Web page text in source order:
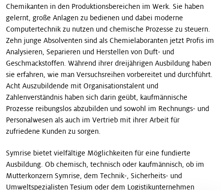
Chemikanten in den Produktionsbereichen im Werk. Sie haben
gelernt, große Anlagen zu bedienen und dabei moderne
Computertechnik zu nutzen und chemische Prozesse zu steuern.
Zehn junge Absolventen sind als Chemielaboranten jetzt Profis im
Analysieren, Separieren und Herstellen von Duft- und
Geschmackstoffen. Während ihrer dreijährigen Ausbildung haben
sie erfahren, wie man Versuchsreihen vorbereitet und durchführt.
Acht Auszubildende mit Organisationstalent und
Zahlenverständnis haben sich darin geübt, kaufmännische
Prozesse reibungslos abzubilden und sowohl im Rechnungs- und
Personalwesen als auch im Vertrieb mit ihrer Arbeit für
zufriedene Kunden zu sorgen.
Symrise bietet vielfältige Möglichkeiten für eine fundierte
Ausbildung. Ob chemisch, technisch oder kaufmännisch, ob im
Mutterkonzern Symrise, dem Technik-, Sicherheits- und
Umweltspezialisten Tesium oder dem Logistikunternehmen